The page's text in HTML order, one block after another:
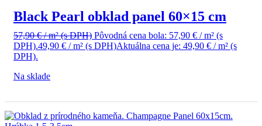
Black Pearl obklad panel 60×15 cm
57,90€/ m²(s DPH) Pôvodná cena bola: 57,90 € / m² (s
DPH).49,90 € / m² (s DPH)Aktuálna cena je: 49,90 € / m² (s
DPH).
Na sklade